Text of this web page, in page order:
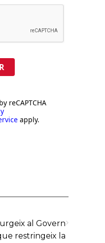
reCAPTCHA
apply.
al Govern
restringeix la